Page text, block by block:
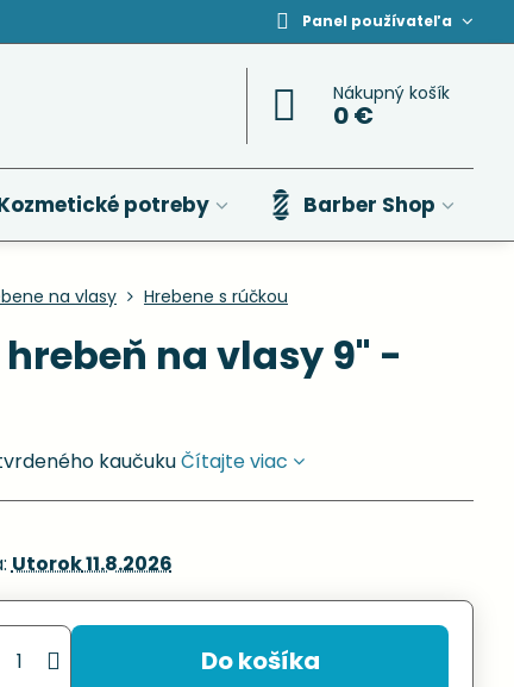
Panel používateľa
Nákupný košík
0 €
potreby Barber Shop
na vlasy Hrebene s rúčkou
hrebeň na vlasy 9" -
kaučukuČítajte viac
Utorok11.8.2026
Do košíka